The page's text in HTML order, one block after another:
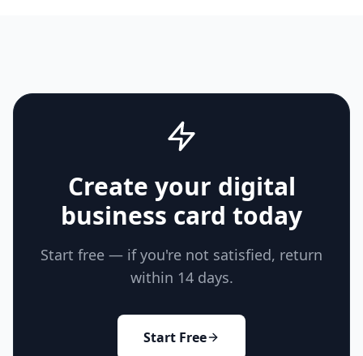
Create your digital
business card today
Start free — if you're not satisfied, return
within 14 days.
Start Free